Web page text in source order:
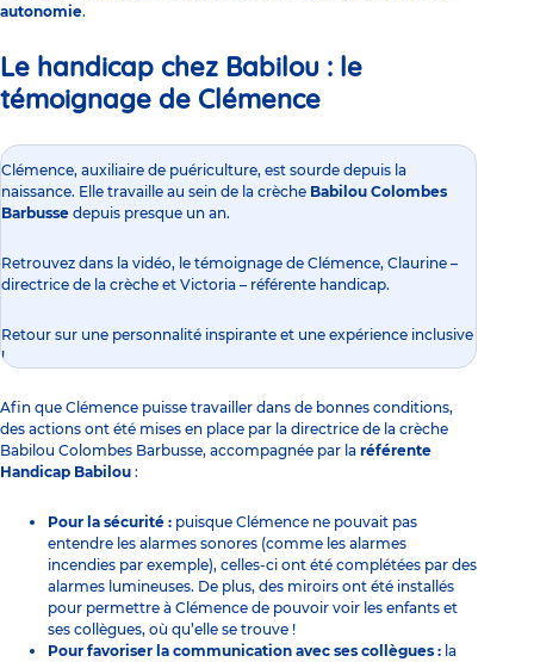
autonomie.
Le handicap chez Babilou : le
témoignage de Clémence
Clémence, auxiliaire de puériculture, est sourde depuis la
naissance. Elle travaille au sein de la crèche Babilou Colombes
Barbusse depuis presque un an.
Retrouvez dans la vidéo, le témoignage de Clémence, Claurine –
directrice de la crèche et Victoria – référente handicap.
Retour sur une personnalité inspirante et une expérience inclusive
!
Afin que Clémence puisse travailler dans de bonnes conditions,
des actions ont été mises en place par la directrice de la crèche
Babilou Colombes Barbusse, accompagnée par la référente
Handicap Babilou :
Pour la sécurité : puisque Clémence ne pouvait pas
entendre les alarmes sonores (comme les alarmes
incendies par exemple), celles-ci ont été complétées par des
alarmes lumineuses. De plus, des miroirs ont été installés
pour permettre à Clémence de pouvoir voir les enfants et
ses collègues, où qu’elle se trouve !
Pour favoriser la communication avec ses collègues : la